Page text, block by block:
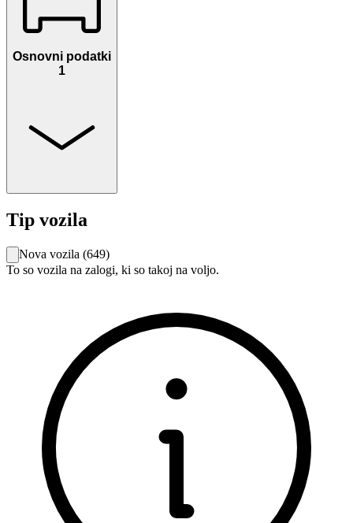
Osnovni podatki
1
Tip vozila
Nova vozila (649)
To so vozila na zalogi, ki so takoj na voljo.